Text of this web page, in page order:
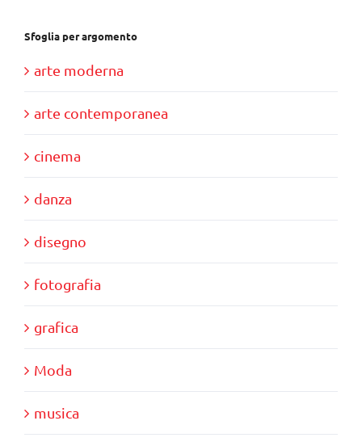
Sfoglia per argomento
arte moderna
arte contemporanea
cinema
danza
disegno
fotografia
grafica
Moda
musica